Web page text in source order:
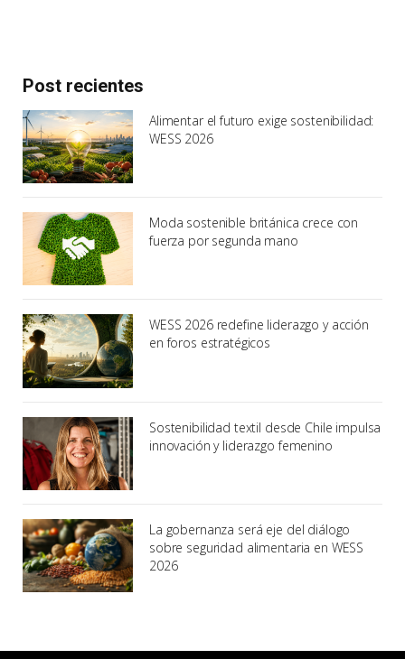
Post recientes
Alimentar el futuro exige sostenibilidad:
WESS 2026
Moda sostenible británica crece con
fuerza por segunda mano
WESS 2026 redefine liderazgo y acción
en foros estratégicos
Sostenibilidad textil desde Chile impulsa
innovación y liderazgo femenino
La gobernanza será eje del diálogo
sobre seguridad alimentaria en WESS
2026